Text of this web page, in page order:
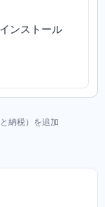
ンストール
納税）を追加